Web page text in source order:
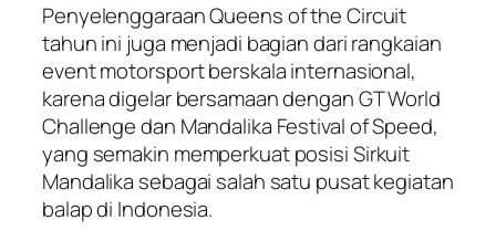
Penyelenggaraan Queens of the Circuit
tahun ini juga menjadi bagian dari rangkaian
event motorsport berskala internasional,
karena digelar bersamaan dengan GT World
Challenge dan Mandalika Festival of Speed,
yang semakin memperkuat posisi Sirkuit
Mandalika sebagai salah satu pusat kegiatan
balap di Indonesia.